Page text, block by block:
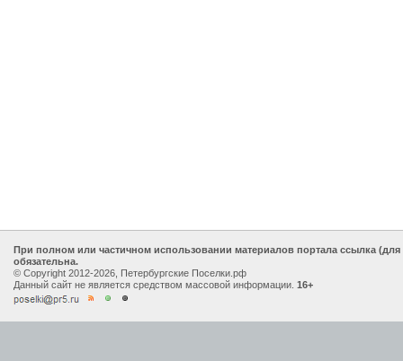
При полном или частичном использовании материалов портала ссылка
обязательна.
© Copyright 2012-2026, Петербургские Поселки.рф
Данный сайт не является средством массовой информации. 16+